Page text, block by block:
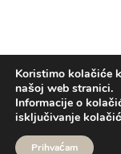
Inti trgovina ©
Koristimo kolačiće
našoj web stranici.
Informacije o
isključivanje
Prihvaćam